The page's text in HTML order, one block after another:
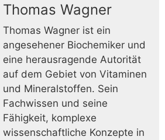
Thomas Wagner
Thomas Wagner ist ein
angesehener Biochemiker und
eine herausragende Autorität
auf dem Gebiet von Vitaminen
und Mineralstoffen. Sein
Fachwissen und seine
Fähigkeit, komplexe
wissenschaftliche Konzepte in